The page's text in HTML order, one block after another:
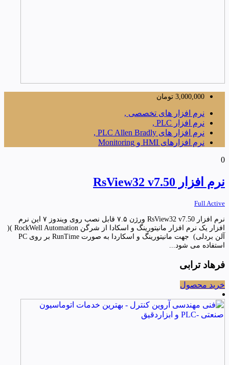
3,000,000 تومان
نرم افزار های تخصصی ,
نرم افزار PLC ,
نرم افزار های PLC Allen Bradly ,
نرم افزارهای HMI و Monitoring
0
نرم افزار RsView32 v7.50
Full Active
نرم افزار RsView32 v7.50 ورژن ۷.۵ قابل نصب روی ویندوز ۷ این نرم
افزار یک نرم افزار مانیتورینگ و اسکادا از شرگن RockWell Automation )(
آلن بردلی) جهت مانیتورینگ و اسکاردا به صورت RunTime بر روی PC
استفاده می شود...
فرهاد ترابی
خرید محصول